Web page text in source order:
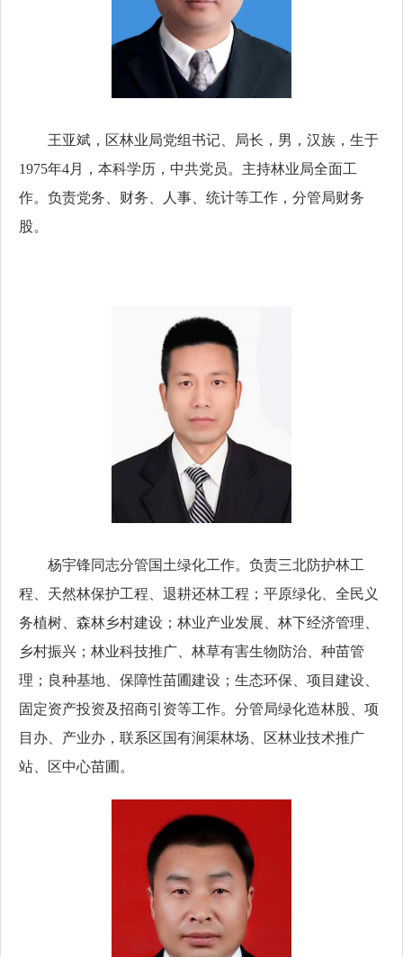
王亚斌， 区林业局党组书记、局长， 男，汉族，生于
1975年4月，本科学历，中共党员。 主持林业局全面工
作。负责党务、财务、人事、统计等工作，分管局财务
股。
杨宇锋同志分管国土绿化工作。负责三北防护林工
程、天然林保护工程、退耕还林工程；平原绿化、全民义
务植树、森林乡村建设；林业产业发展、林下经济管理、
乡村振兴；林业科技推广、林草有害生物防治、种苗管
理；良种基地、保障性苗圃建设；生态环保、项目建设、
固定资产投资及招商引资等工作。分管局绿化造林股、项
目办、产业办，联系区国有涧渠林场、区林业技术推广
站、区中心苗圃。